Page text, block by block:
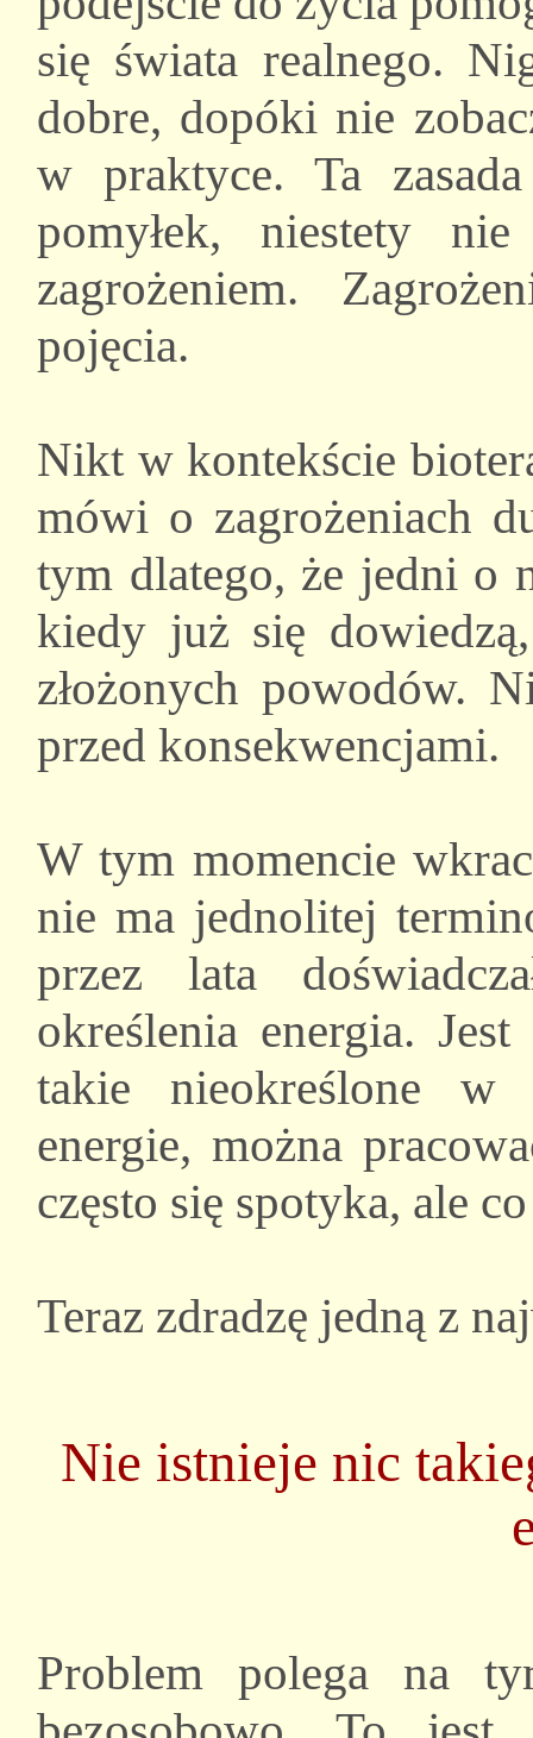
się świata realnego.
dobre, dopóki nie
w praktyce. Ta
pomyłek, niestety
zagrożeniem.
pojęcia.
Nikt w kontekście
mówi o zagrożeniach
tym dlatego, że jedni o
kiedy już się
złożonych powodów.
przed konsekwencjami.
W tym momencie
nie ma jednolitej
przez lata
określenia energia.
takie nieokreślone
energie, można
często się spotyka, ale
Teraz zdradzę jedną z
Nie istnieje nic
Problem polega na